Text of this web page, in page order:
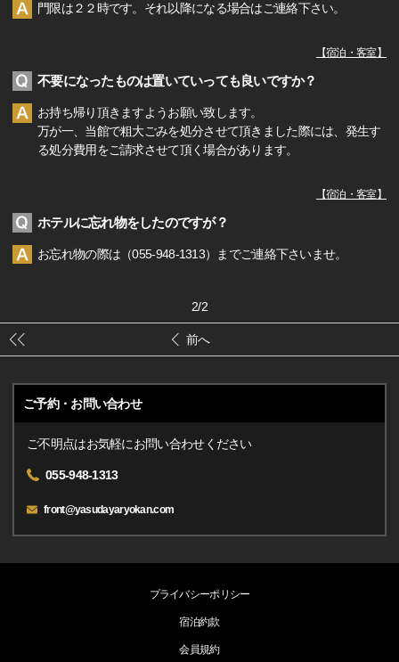
門限は２２時です。それ以降になる場合はご連絡下さい。
【宿泊・客室】
不要になったものは置いていっても良いですか？
お持ち帰り頂きますようお願い致します。
万が一、当館で粗大ごみを処分させて頂きました際には、発生す
る処分費用をご請求させて頂く場合があります。
【宿泊・客室】
ホテルに忘れ物をしたのですが？
お忘れ物の際は（055-948-1313）までご連絡下さいませ。
2/2
前へ
ご予約・お問い合わせ
ご不明点はお気軽にお問い合わせください
055-948-1313
front@yasudayaryokan.com
プライバシーポリシー
宿泊約款
会員規約